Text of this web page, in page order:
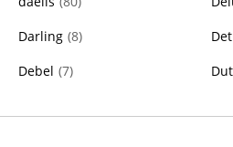
Darling (8)
Debel (7)